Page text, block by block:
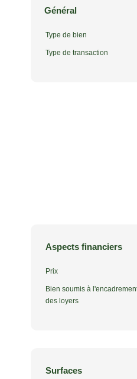
Général
Type de bien
Type de transaction
Aspects financiers
Prix
Bien soumis à
des loyers
Surfaces